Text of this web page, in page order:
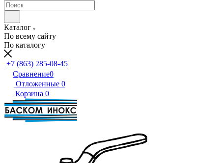
Каталог
По всему сайту
По каталогу
+7 (863) 285-08-45
Сравнение0
Отложенные 0
Корзина 0